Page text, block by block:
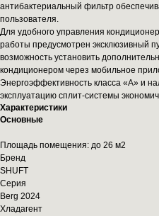
антибактериальный фильтр
пользователя.
Для удобного управления
работы предусмотрен эксклюзивный
возможность установить
кондиционером через мобильное
Энергоэффективность класса «А» и
эксплуатацию сплит-системы
Характеристики
Основные
Площадь помещения: до 26 м2
Бренд
SHUFT
Серия
Berg 2024
Хладагент